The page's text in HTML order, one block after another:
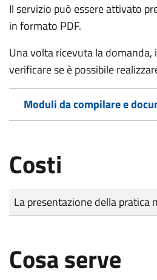
Il servizio può essere attivato
in formato PDF.
Una volta ricevuta la
verificare se è possibile
Moduli da compilare e
Costi
Tipo di pagamento
Importo
La presentazione della pratica
Cosa serve